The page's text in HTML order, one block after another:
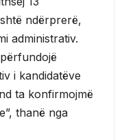
ndërprerë,
administrativ.
i kandidatëve
ta konfirmojmë
thanë nga